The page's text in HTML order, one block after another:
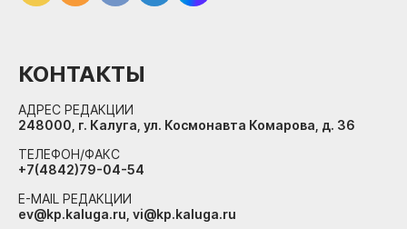
КОНТАКТЫ
АДРЕС РЕДАКЦИИ
248000, г. Калуга, ул. Космонавта Комарова, д. 36
ТЕЛЕФОН/ФАКС
+7(4842)79-04-54
E-MAIL РЕДАКЦИИ
ev@kp.kaluga.ru, vi@kp.kaluga.ru